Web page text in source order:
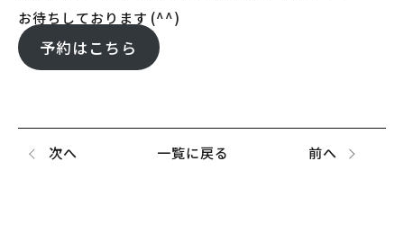
お待ちしております (^^)
予約はこちら
次へ 一覧に戻る 前へ